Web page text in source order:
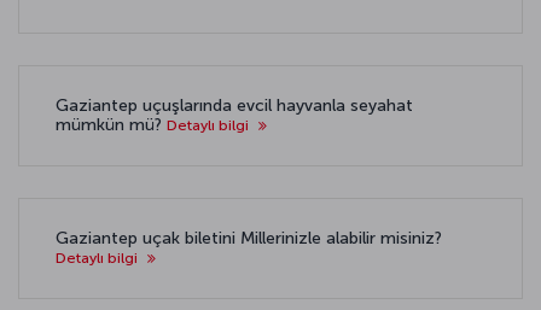
Gaziantep uçuşlarında evcil hayvanla seyahat
mümkün mü? Detaylı bilgi
Gaziantep uçak biletini Millerinizle alabilir misiniz?
Detaylı bilgi